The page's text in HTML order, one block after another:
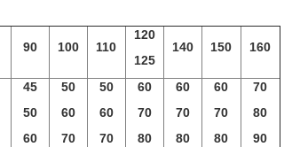
90 100 110
120
125
140 150 160
45
50
60
50
60
70
50
60
70
60
70
80
60
70
80
60
70
80
70
80
90